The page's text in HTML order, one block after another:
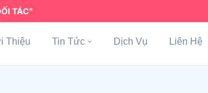
TÁC"
Thiệu Tin Tức Dịch Vụ Liên Hệ